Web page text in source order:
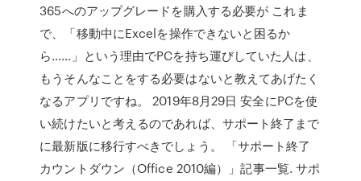
365へのアップグレードを購入する必要が これま
で、「移動中にExcelを操作できないと困るか
ら……」という理由でPCを持ち運びしていた人は、
もうそんなことをする必要はないと教えてあげたく
なるアプリですね。 2019年8月29日 安全にPCを使
い続けたいと考えるのであれば、サポート終了まで
に最新版に移行すべきでしょう。 「サポート終了
カウントダウン（Office 2010編）」記事一覧. サポ